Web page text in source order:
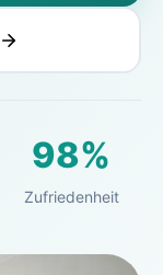
98%
Zufriedenheit